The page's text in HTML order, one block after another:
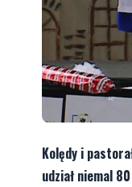
Kolędy i
udział niemal